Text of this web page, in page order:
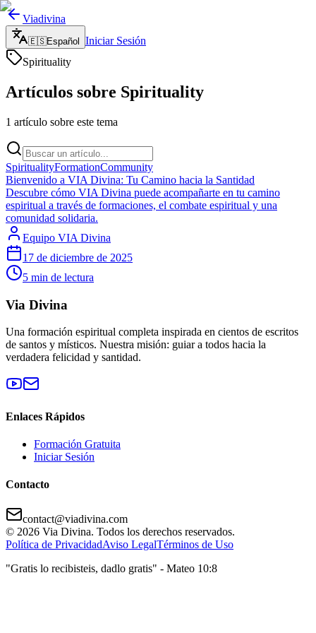
Viadivina
🇪🇸Español
Iniciar Sesión
Spirituality
Artículos sobre Spirituality
1 artículo sobre este tema
SpiritualityFormationCommunity
Bienvenido a VIA Divina: Tu Camino hacia la Santidad
Descubre cómo VIA Divina puede acompañarte en tu camino
espiritual a través de formaciones, el combate espiritual y una
comunidad solidaria.
Equipo VIA Divina
17 de diciembre de 2025
5 min de lectura
Via Divina
Una formación espiritual completa inspirada en cientos de escritos
de santos y místicos. Nuestra misión: guiar a todos hacia la
verdadera felicidad y santidad.
Enlaces Rápidos
Formación Gratuita
Iniciar Sesión
Contacto
contact@viadivina.com
© 2026 Via Divina. Todos los derechos reservados.
Política de PrivacidadAviso LegalTérminos de Uso
"Gratis lo recibisteis, dadlo gratis" - Mateo 10:8